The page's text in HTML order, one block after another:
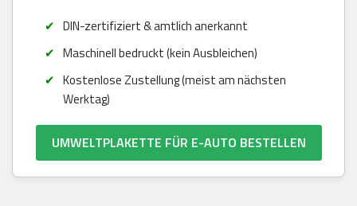
DIN-zertifiziert & amtlich anerkannt
Maschinell bedruckt (kein Ausbleichen)
Kostenlose Zustellung (meist am nächsten
Werktag)
UMWELTPLAKETTE FÜR E-AUTO BESTELLEN